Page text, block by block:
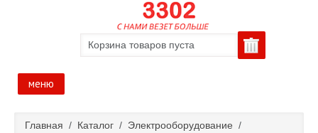
Корзина товаров пуста
меню
Главная / Каталог / Электрооборудование /